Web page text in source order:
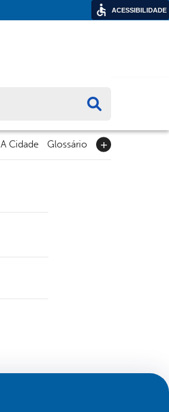
A Cidade Glossário
ACESSIBILIDADE